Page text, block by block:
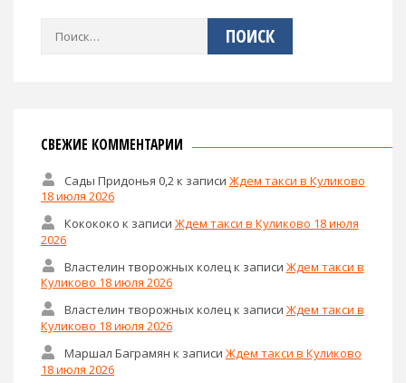
Найти:
СВЕЖИЕ КОММЕНТАРИИ
Сады Придонья 0,2 к записи Ждем такси в Куликово
18 июля 2026
Кокококо к записи Ждем такси в Куликово 18 июля
2026
Властелин творожных колец к записи Ждем такси в
Куликово 18 июля 2026
Властелин творожных колецк записи Ждем такси в
Куликово 18 июля 2026
Маршал Баграмян к записи Ждем такси в Куликово
18 июля 2026